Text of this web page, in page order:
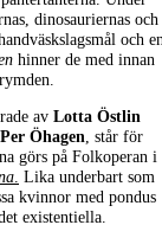
dinosauriernas
och
hinner de med innan
av Lotta Östlin
Per Öhagen , står för
görs på Folkoperan i
Lika underbart som
kvinnor med pondus
existentiella.